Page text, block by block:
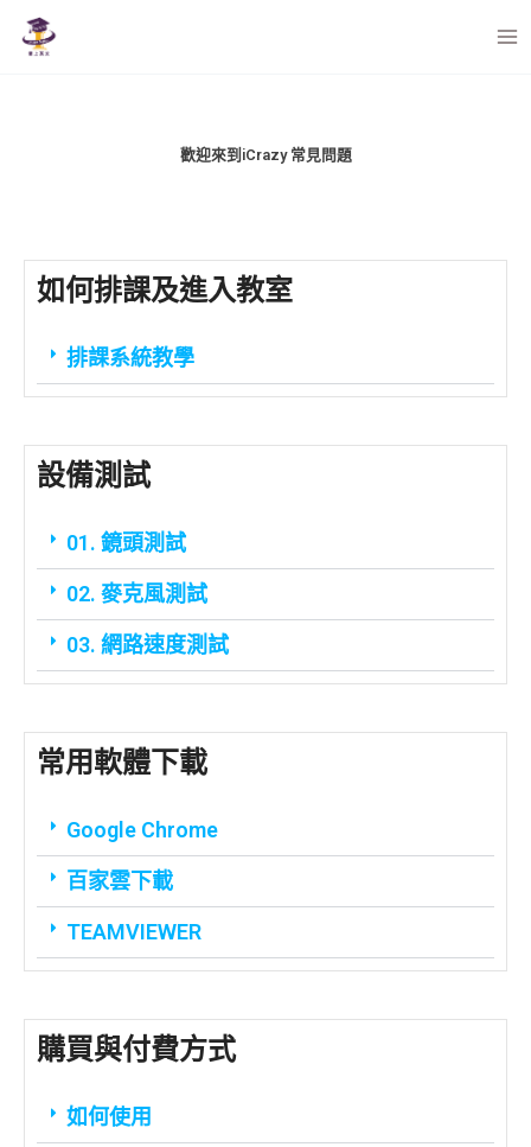
歡迎來到iCrazy 常見問題
如何排課及進入教室
排課系統教學
設備測試
01. 鏡頭測試
02. 麥克風測試
03. 網路速度測試
常用軟體下載
Google Chrome
百家雲下載
TEAMVIEWER
購買與付費方式
如何使用